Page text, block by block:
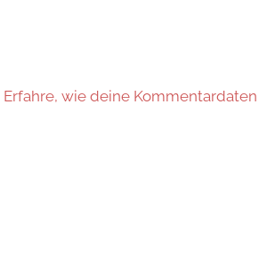
Erfahre, wie deine Kommentardaten